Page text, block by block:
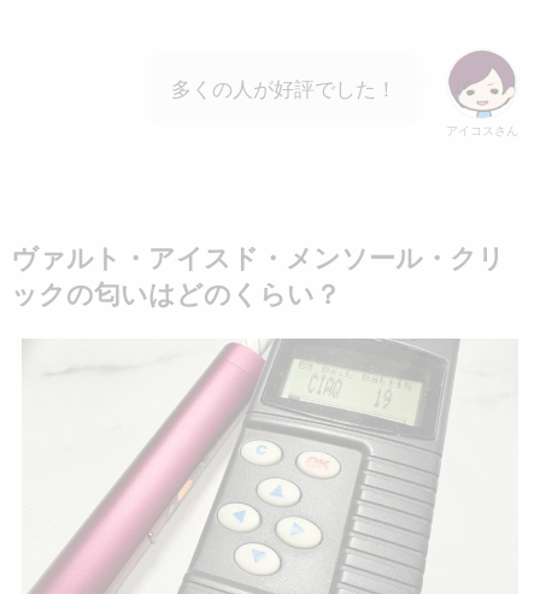
アイコスさん
多くの人が好評でした！
ヴァルト・アイスド・メンソール・クリ
ックの匂いはどのくらい？